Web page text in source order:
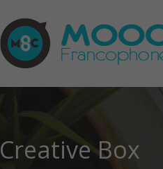
Creative Box